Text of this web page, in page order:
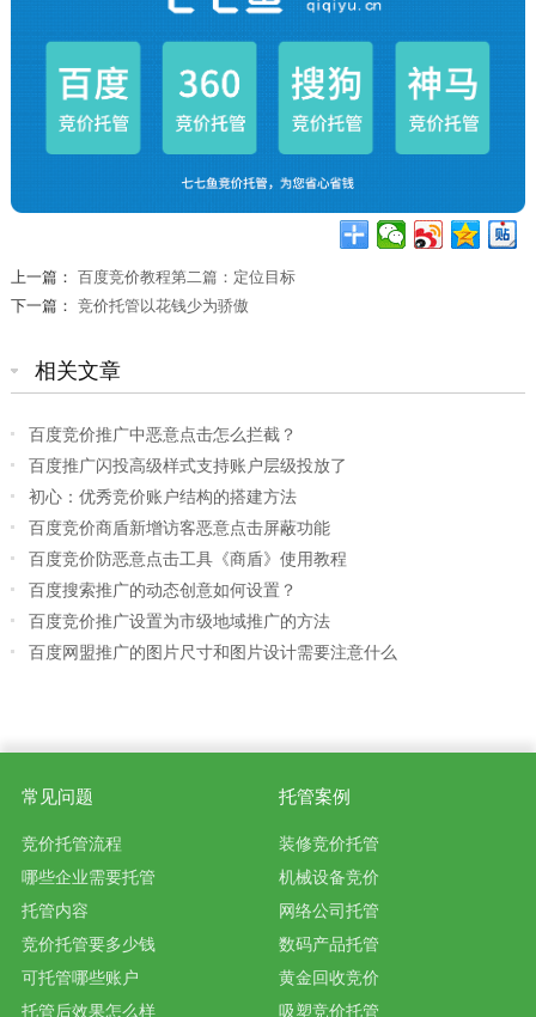
上一篇： 百度竞价教程第二篇：定位目标
下一篇： 竞价托管以花钱少为骄傲
相关文章
百度竞价推广中恶意点击怎么拦截？
百度推广闪投高级样式支持账户层级投放了
初心：优秀竞价账户结构的搭建方法
百度竞价商盾新增访客恶意点击屏蔽功能
百度竞价防恶意点击工具《商盾》使用教程
百度搜索推广的动态创意如何设置？
百度竞价推广设置为市级地域推广的方法
百度网盟推广的图片尺寸和图片设计需要注意什么
常见问题
竞价托管流程
哪些企业需要托管
托管内容
竞价托管要多少钱
可托管哪些账户
托管后效果怎么样
托管案例
装修竞价托管
机械设备竞价
网络公司托管
数码产品托管
黄金回收竞价
吸塑竞价托管